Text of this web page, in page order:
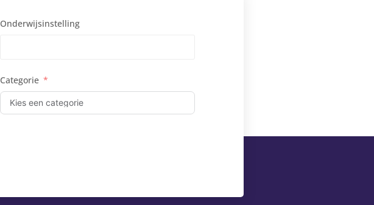
Onderwijsinstelling
Categorie